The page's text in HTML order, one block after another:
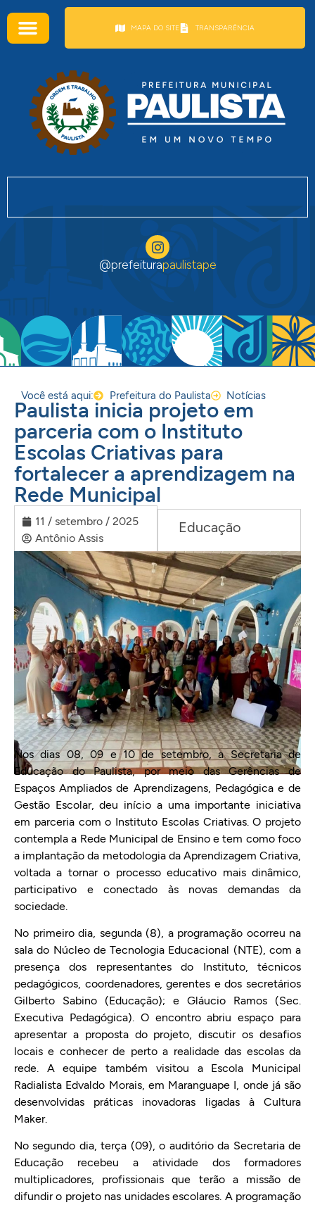
MAPA DO SITE TRANSPARÊNCIA
@prefeiturapaulistape
Você está aqui: Prefeitura do Paulista Notícias
Paulista inicia projeto em
parceria com o Instituto
Escolas Criativas para
fortalecer a aprendizagem na
Rede Municipal
11 / setembro / 2025
Antônio Assis
Educação
Nos dias 08, 09 e 10 de setembro, a Secretaria de
Educação do Paulista, por meio das Gerências de
Espaços Ampliados de Aprendizagens, Pedagógica e de
Gestão Escolar, deu início a uma importante iniciativa
em parceria com o Instituto Escolas Criativas. O projeto
contempla a Rede Municipal de Ensino e tem como foco
a implantação da metodologia da Aprendizagem Criativa,
voltada a tornar o processo educativo mais dinâmico,
participativo e conectado às novas demandas da
sociedade.
No primeiro dia, segunda (8), a programação ocorreu na
sala do Núcleo de Tecnologia Educacional (NTE), com a
presença dos representantes do Instituto, técnicos
pedagógicos, coordenadores, gerentes e dos secretários
Gilberto Sabino (Educação); e Gláucio Ramos (Sec.
Executiva Pedagógica). O encontro abriu espaço para
apresentar a proposta do projeto, discutir os desafios
locais e conhecer de perto a realidade das escolas da
rede. A equipe também visitou a Escola Municipal
Radialista Edvaldo Morais, em Maranguape I, onde já são
desenvolvidas práticas inovadoras ligadas à Cultura
Maker.
No segundo dia, terça (09), o auditório da Secretaria de
Educação recebeu a atividade dos formadores
multiplicadores, profissionais que terão a missão de
difundir o projeto nas unidades escolares. A programação